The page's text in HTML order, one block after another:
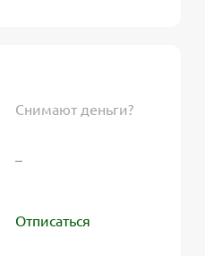
Снимают деньги?
–
Отписаться